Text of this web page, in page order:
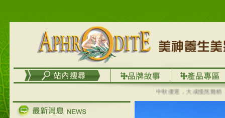
中秋優選，大成慢熬雞精，常
【郵局i郵箱】的服務喔～
【i郵箱】設立的地點，請
進入內頁連結～
Line@aphrodite2020 24小
時線上服務不打烊！
本站聲明：本站目前已無
和葛堡國際有限公司任何